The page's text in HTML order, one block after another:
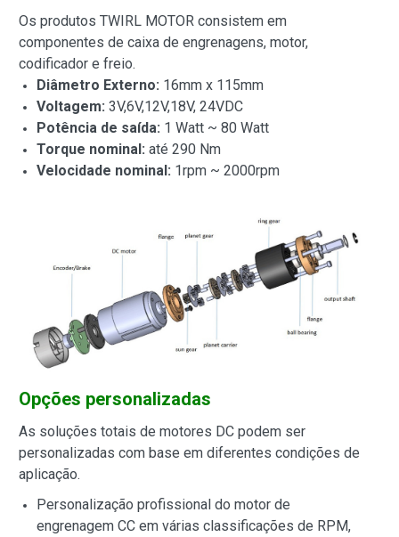
Os produtos TWIRL MOTOR consistem em
componentes de caixa de engrenagens, motor,
codificador e freio.
Diâmetro Externo: 16mm x 115mm
Voltagem: 3V,6V,12V,18V, 24VDC
Potência de saída: 1 Watt ~ 80 Watt
Torque nominal: até 290 Nm
Velocidade nominal: 1rpm ~ 2000rpm
Opções personalizadas
As soluções totais de motores DC podem ser
personalizadas com base em diferentes condições de
aplicação.
Personalização profissional do motor de
engrenagem CC em várias classificações de RPM,